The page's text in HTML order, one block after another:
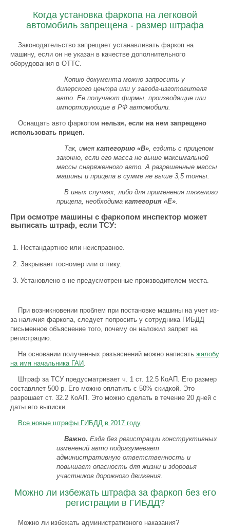
Когда установка фаркопа на легковой
автомобиль запрещена - размер штрафа
Законодательство запрещает устанавливать фаркоп на
машину, если он не указан в качестве дополнительного
оборудования в ОТТС.
Копию документа можно запросить у
дилерского центра или у завода-изготовителя
авто. Ее получают фирмы, производящие или
импортирующие в РФ автомобили.
Оснащать авто фаркопом нельзя, если на нем запрещено
использовать прицеп.
Так, имея категорию «В», ездить с прицепом
законно, если его масса не выше максимальной
массы снаряженного авто. А разрешенные массы
машины и прицепа в сумме не выше 3,5 тонны.
В иных случаях, либо для применения тяжелого
прицепа, необходима категория «Е».
При осмотре машины с фаркопом инспектор может
выписать штраф, если ТСУ:
Нестандартное или неисправное.
Закрывает госномер или оптику.
Установлено в не предусмотренные производителем места.
При возникновении проблем при постановке машины на учет из-
за наличия фаркопа, следует попросить у сотрудника ГИБДД
письменное объяснение того, почему он наложил запрет на
регистрацию.
На основании полученных разъяснений можно написать жалобу
на имя начальника ГАИ.
Штраф за ТСУ предусматривает ч. 1 ст. 12.5 КоАП. Его размер
составляет 500 р. Его можно оплатить с 50% скидкой. Это
разрешает ст. 32.2 КоАП. Это можно сделать в течение 20 дней с
даты его выписки.
Все новые штрафы ГИБДД в 2017 году
Важно. Езда без регистрации конструктивных
изменений авто подразумевает
административную ответственность и
повышает опасность для жизни и здоровья
участников дорожного движения.
Можно ли избежать штрафа за фаркоп без его
регистрации в ГИБДД?
Можно ли избежать административного наказания?